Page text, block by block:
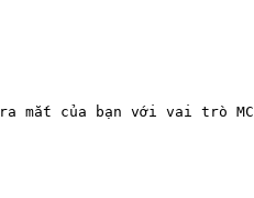
mắt của bạn với vai trò